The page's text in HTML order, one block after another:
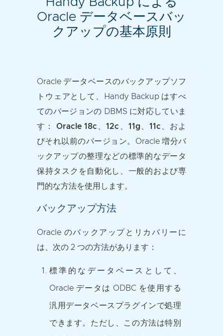
Oracle データベースバッ
クアップの基本原則
Oracle データベースのバックアップソフ
トウェアとして、Handy Backup はすべ
てのバージョンの DBMS に対応していま
す：Oracle 18c、12c、11g、11c、およ
びそれ以前のバージョン。Oracle 増分バ
ックアップの整理などの標準的なデータ
保持タスクを自動化し、一般的および専
門的な方法を使用します。
バックアップ方法
Oracle のバックアップとリカバリーに
は、次の 2 つの方法があります：
標準的なデータベースとして、
Oracle データは ODBC を使用する
汎用データベースプラグインで処理
できます。ただし、この方法は特別